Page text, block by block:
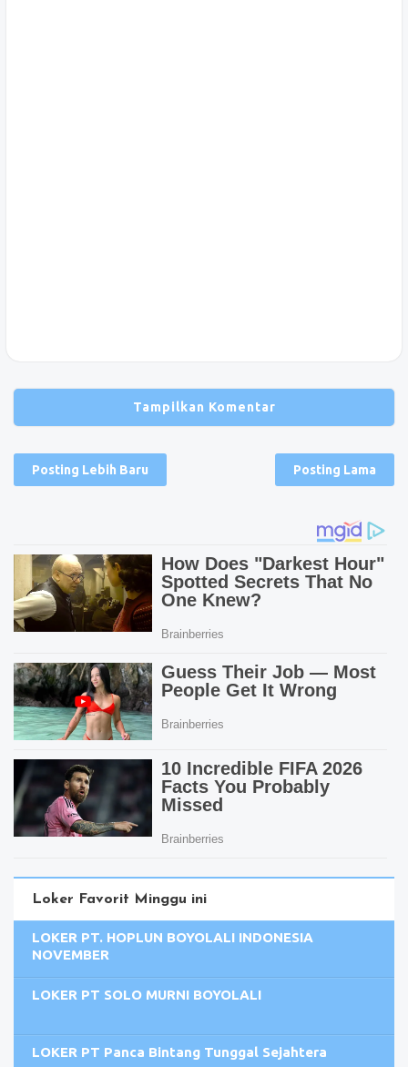
Tampilkan Komentar
Posting Lebih Baru Posting Lama
Loker Favorit Minggu ini
LOKER PT. HOPLUN BOYOLALI INDONESIA
NOVEMBER
LOKER PT SOLO MURNI BOYOLALI
LOKER PT Panca Bintang Tunggal Sejahtera